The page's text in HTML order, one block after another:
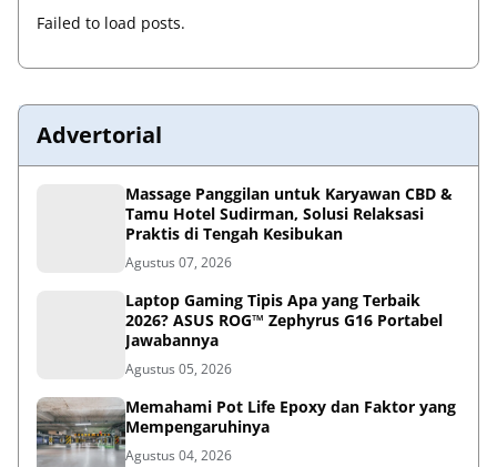
Failed to load posts.
Advertorial
Massage Panggilan untuk Karyawan CBD &
Tamu Hotel Sudirman, Solusi Relaksasi
Praktis di Tengah Kesibukan
Agustus 07, 2026
Laptop Gaming Tipis Apa yang Terbaik
2026? ASUS ROG™ Zephyrus G16 Portabel
Jawabannya
Agustus 05, 2026
Memahami Pot Life Epoxy dan Faktor yang
Mempengaruhinya
Agustus 04, 2026